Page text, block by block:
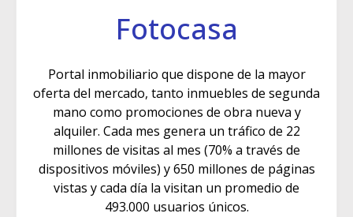
Fotocasa
Portal inmobiliario que dispone de la mayor
oferta del mercado, tanto inmuebles de segunda
mano como promociones de obra nueva y
alquiler. Cada mes genera un tráfico de 22
millones de visitas al mes (70% a través de
dispositivos móviles) y 650 millones de páginas
vistas y cada día la visitan un promedio de
493.000 usuarios únicos.